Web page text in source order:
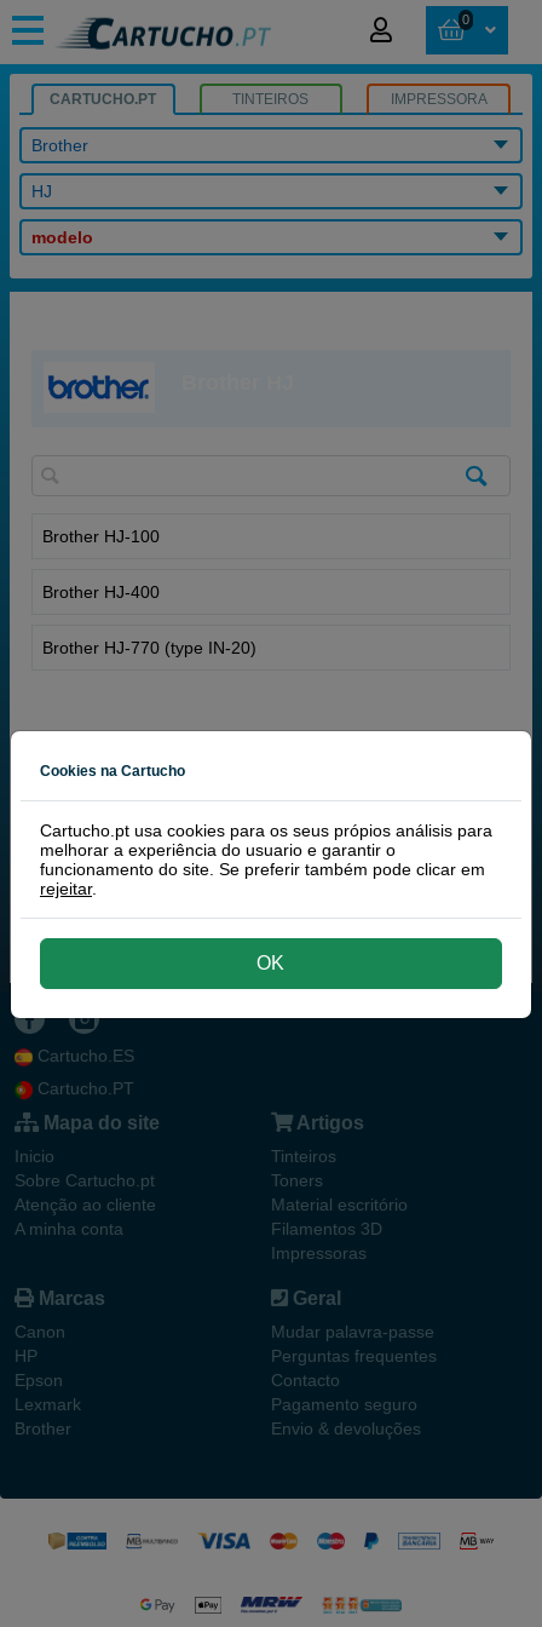
0
CARTUCHO.PT TINTEIROS IMPRESSORA
Brother
HJ
modelo
Brother HJ-100
Brother HJ-400
Brother HJ-770 (type IN-20)
Cartucho.ES
Cartucho.PT
Mapa do site
Inicio
Sobre Cartucho.pt
Atenção ao cliente
A minha conta
Artigos
Tinteiros
Toners
Material escritório
Filamentos 3D
Impressoras
Marcas
Canon
HP
Epson
Lexmark
Brother
Geral
Mudar palavra-passe
Perguntas frequentes
Contacto
Pagamento seguro
Envio & devoluções
Cookies na Cartucho
Cartucho.pt usa cookies para os seus própios análisis para
melhorar a experiência do usuario e garantir o
funcionamento do site. Se preferir também pode clicar em
rejeitar.
OK